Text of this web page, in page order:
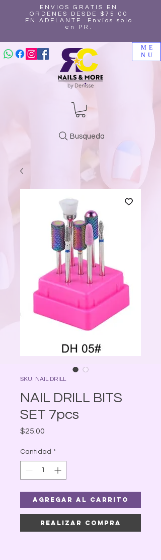
ENVIOS GRATIS EN
ORDENES DESDE $75.00
EN ADELANTE. Envíos solo
en PR.
ME
NU
Busqueda
SKU: NAIL DRILL
NAIL DRILL BITS
SET 7pcs
$25.00
Cantidad *
Agregar al carrito
Realizar compra